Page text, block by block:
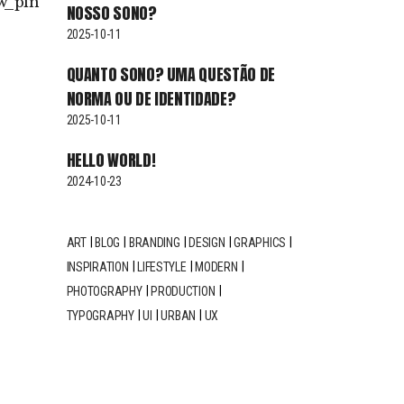
NOSSO SONO?
2025-10-11
QUANTO SONO? UMA QUESTÃO DE
NORMA OU DE IDENTIDADE?
2025-10-11
HELLO WORLD!
2024-10-23
ART BLOG BRANDING DESIGN
GRAPHICS
INSPIRATION
LIFESTYLE
MODERN
PHOTOGRAPHY
PRODUCTION
TYPOGRAPHY
UI URBAN UX